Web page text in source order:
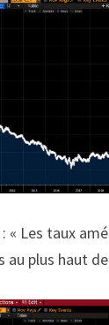
« Les taux
au plus haut